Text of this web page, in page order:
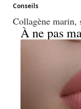
Conseils
Collagène marin,
À ne pas